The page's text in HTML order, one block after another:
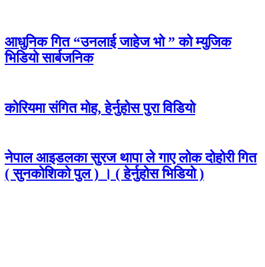
आधुनिक गित “उनलाई जाहेज भो ” को म्युजिक
भिडियो सार्बजनिक
कोरियमा संगित मोह, हेर्नुहोस पुरा विडियो
नेपाल आइडलका सुरज थापा ले गाए लोक दोहोरी गित
( सुनकोशिको पुल ) । ( हेर्नुहोस भिडियो )